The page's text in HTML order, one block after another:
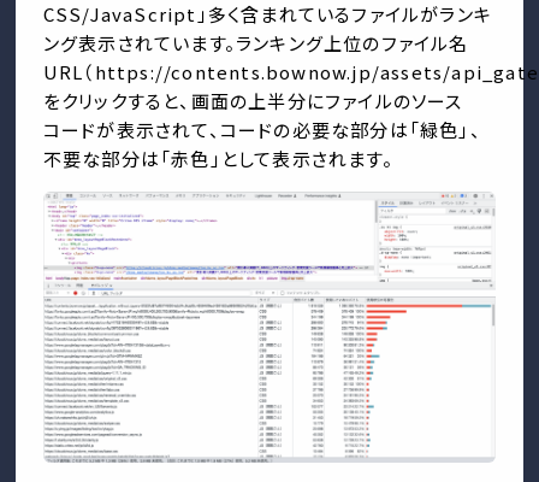
CSS/JavaScript」多く含まれているファイルがランキ
ング表示されています。ランキング上位のファイル名
URL（https://contents.bownow.jp/assets/
をクリックすると、画面の上半分にファイルのソース
コードが表示されて、コードの必要な部分は「緑色」、
不要な部分は「赤色」として表示されます。